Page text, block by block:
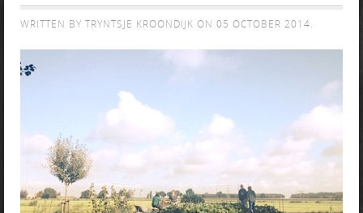
WRITTEN BY TRYNTSJE KROONDIJK ON 05 OCTOBER 2014.